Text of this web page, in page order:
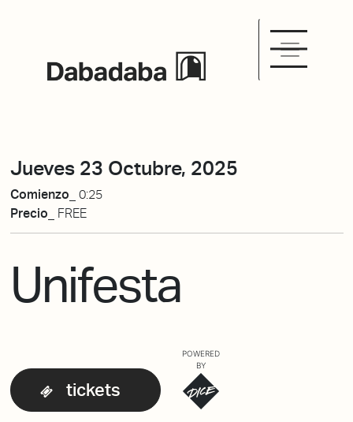
Jueves 23 Octubre, 2025
Comienzo_ 0:25
Precio_
FREE
Unifesta
tickets
POWERED
BY